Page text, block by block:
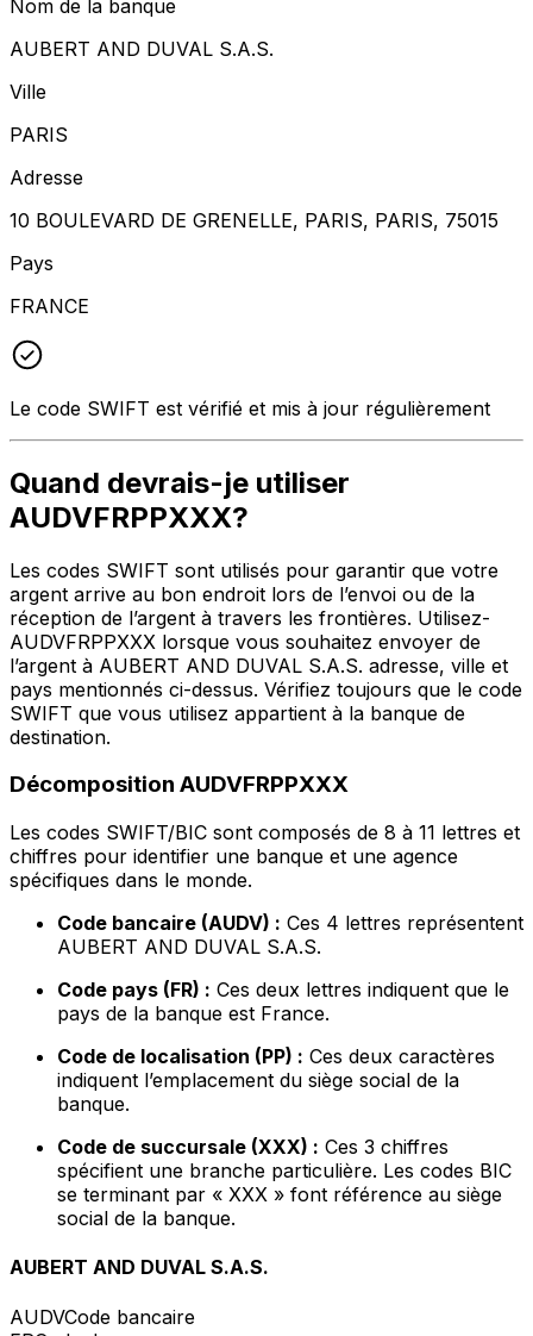
Nom de la banque
AUBERT AND DUVAL S.A.S.
Ville
PARIS
Adresse
10 BOULEVARD DE GRENELLE, PARIS, PARIS, 75015
Pays
FRANCE
Le code SWIFT est vérifié et mis à jour régulièrement
Quand devrais-je utiliser
AUDVFRPPXXX?
Les codes SWIFT sont utilisés pour garantir que votre
argent arrive au bon endroit lors de l’envoi ou de la
réception de l’argent à travers les frontières. Utilisez-
AUDVFRPPXXX lorsque vous souhaitez envoyer de
l’argent à AUBERT AND DUVAL S.A.S. adresse, ville et
pays mentionnés ci-dessus. Vérifiez toujours que le code
SWIFT que vous utilisez appartient à la banque de
destination.
Décomposition AUDVFRPPXXX
Les codes SWIFT/BIC sont composés de 8 à 11 lettres et
chiffres pour identifier une banque et une agence
spécifiques dans le monde.
Code bancaire (AUDV) : Ces 4 lettres représentent
AUBERT AND DUVAL S.A.S.
Code pays (FR) : Ces deux lettres indiquent que le
pays de la banque est France.
Code de localisation (PP) : Ces deux caractères
indiquent l’emplacement du siège social de la
banque.
Code de succursale (XXX) : Ces 3 chiffres
spécifient une branche particulière. Les codes BIC
se terminant par « XXX » font référence au siège
social de la banque.
AUBERT AND DUVAL S.A.S.
AUDVCode bancaire